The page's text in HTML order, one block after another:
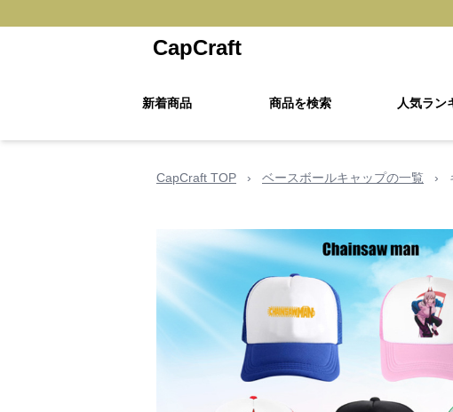
CapCraft
新着商品 商品を検索 人気ラン
CapCraft TOP › ベースボールキャップの一覧 ›